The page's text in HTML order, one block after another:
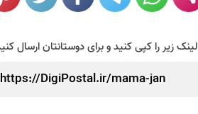
لینک زیر را کپی کنید و برای دوستانتان ارسال